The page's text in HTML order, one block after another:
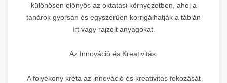
különösen előnyös az oktatási környezetben, ahol a
tanárok gyorsan és egyszerűen korrigálhatják a táblán
írt vagy rajzolt anyagokat.
Az Innováció és Kreativitás:
A folyékony kréta az innováció és kreativitás fokozását